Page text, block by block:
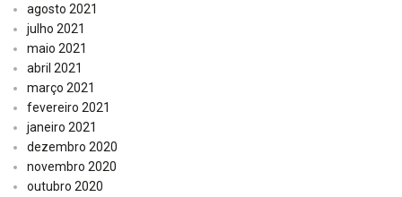
agosto 2021
julho 2021
maio 2021
abril 2021
março 2021
fevereiro 2021
janeiro 2021
dezembro 2020
novembro 2020
outubro 2020